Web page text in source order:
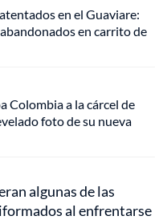
en el Guaviare:
en carrito de
Colombia a la cárcel de
foto de su nueva
algunas de las
al enfrentarse